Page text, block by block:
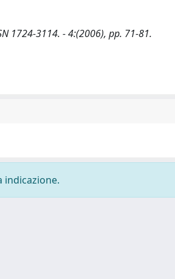
1724-3114. - 4:(2006), pp. 71-81.
indicazione.